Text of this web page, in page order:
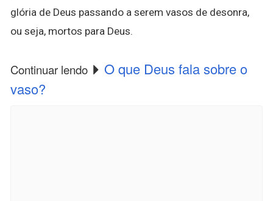
glória de Deus passando a serem vasos de desonra,
ou seja, mortos para Deus.
Continuar lendo
O que Deus fala sobre o
vaso?